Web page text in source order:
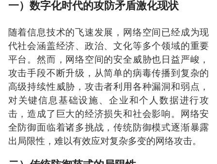
一）数字化时代的攻防矛盾激化现状
随着信息技术的飞速发展，网络空间已经成为现
代社会涵盖经济、政治、文化等多个领域的重要
平台。然而，网络空间的安全威胁也日益严峻，
攻击手段不断升级，从简单的病毒传播到复杂的
高级持续性威胁，攻击者利用各种漏洞和弱点，
对关键信息基础设施、企业和个人数据进行攻
击，造成了巨大的经济损失和社会影响。网络安
全防御面临着诸多挑战，传统防御模式逐渐暴露
出局限性，难以有效应对复杂多变的网络攻击。